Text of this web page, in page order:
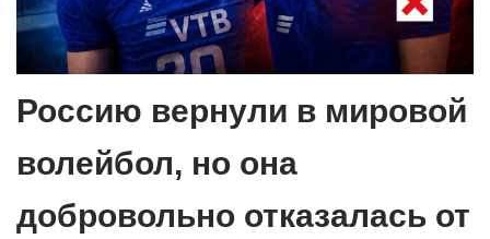
Россию вернули в мировой
волейбол, но она
добровольно отказалась от